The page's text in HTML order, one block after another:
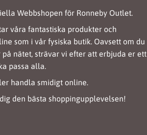
Webbshopen för Ronneby Outlet.
våra fantastiska produkter och
som i vår fysiska butik. Oavsett om du
nätet, strävar vi efter att erbjuda er ett
passa alla.
handla smidigt online.
den bästa shoppingupplevelsen!